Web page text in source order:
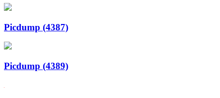
Picdump (4387)
Picdump (4389)